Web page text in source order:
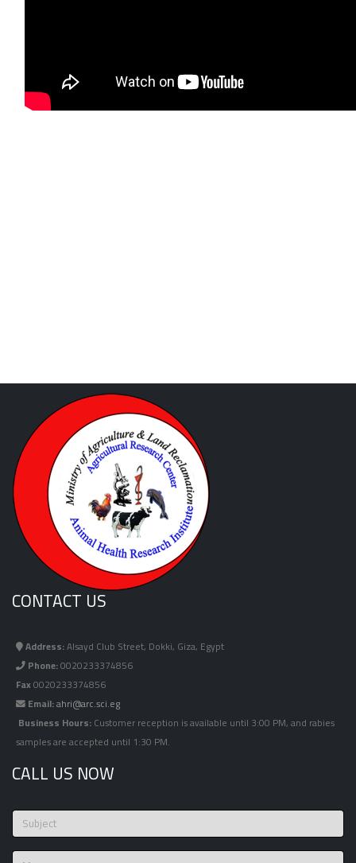
CONTACT US
Address:Alsayd Club Street, Dokki, Giza, Egypt
Phone:0020233374856
Fax0020233374856
Email:ahri@arc.sci.eg
Business Hours:Customer reception is available until 3:00 PM, and rabies
samples are accepted until 1:30 PM.
CALL US NOW